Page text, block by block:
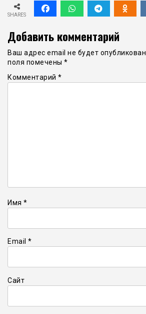
SHARES
Добавить комментарий
Ваш адрес email не будет опубликован.
поля помечены *
Комментарий *
Имя *
Email *
Сайт